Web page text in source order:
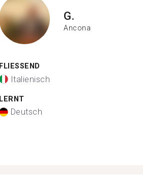
G.
Ancona
FLIESSEND
Italienisch
LERNT
Deutsch